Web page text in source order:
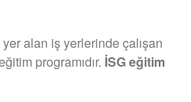
yer alan iş yerlerinde çalışan
programıdır. İSG eğitim